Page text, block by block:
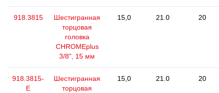
918.3815
Шестигранная
торцовая
головка
CHROMEplus
3/8", 15 мм
15,0 21.0 20
918.3815-
E
Шестигранная
торцовая
15,0 21.0 20